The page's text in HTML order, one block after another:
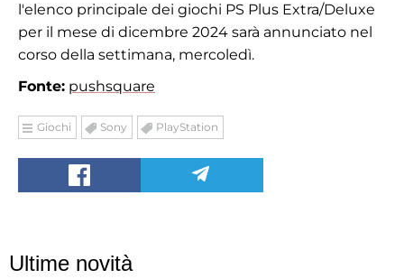
l'elenco principale dei giochi PS Plus Extra/Deluxe
per il mese di dicembre 2024 sarà annunciato nel
corso della settimana, mercoledì.
Fonte: pushsquare
Giochi Sony PlayStation
Ultime novità